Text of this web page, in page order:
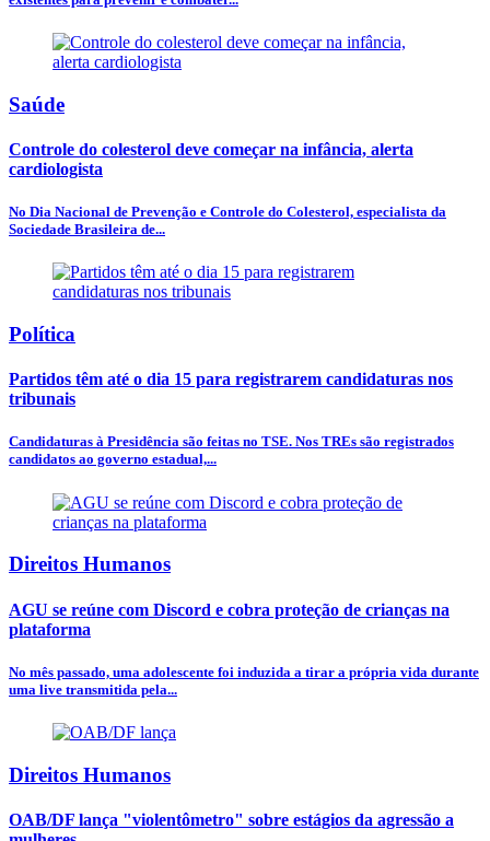
Saúde
Controle do colesterol deve começar na infância, alerta
cardiologista
No Dia Nacional de Prevenção e Controle do Colesterol, especialista da
Sociedade Brasileira de...
Política
Partidos têm até o dia 15 para registrarem candidaturas nos
tribunais
Candidaturas à Presidência são feitas no TSE. Nos TREs são registrados
candidatos ao governo estadual,...
Direitos Humanos
AGU se reúne com Discord e cobra proteção de crianças na
plataforma
No mês passado, uma adolescente foi induzida a tirar a própria vida durante
uma live transmitida pela...
Direitos Humanos
OAB/DF lança "violentômetro" sobre estágios da agressão a